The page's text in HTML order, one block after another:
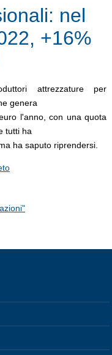
nel
+16%
attrezzature per
genera
l'anno, con una quota
tutti ha
ha saputo riprendersi.